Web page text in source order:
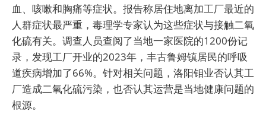
血、咳嗽和胸痛等症状。报告称居住地离加工厂最近的
人群症状最严重，毒理学专家认为这些症状与接触二氧
化硫有关。调查人员查阅了当地一家医院的1200份记
录，发现工厂开业的2023年，丰古鲁姆镇居民的呼吸
道疾病增加了66%。针对相关问题，洛阳钼业否认其工
厂造成二氧化硫污染，也否认其运营是当地健康问题的
根源。